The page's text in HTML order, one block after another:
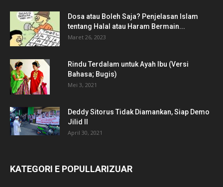
Dosa atau Boleh Saja? Penjelasan Islam
tentang Halal atau Haram Bermain...
Maret 26, 2023
Rindu Terdalam untuk Ayah Ibu (Versi
Bahasa; Bugis)
Mei 3, 2021
Deddy Sitorus Tidak Diamankan, Siap Demo
Jilid II
April 30, 2021
KATEGORI E POPULLARIZUAR